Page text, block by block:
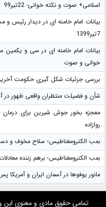
اسلامی+ صوت و نکته خوانی- 22تیر99
بیانات امام خامنه ای در دیدار رئیس
7تیر1399
بیانات امام خامنه ای در سی و یکمین
خوانی و صوت
بررسی جزئیات شکل گیری حکومت
شأن و فضیلت منتظران واقعی ظهور در
معجزه بخور جوش شیرین برای درمان
روازاده
بمب الکترومغناطیس؛ سلاح مخوف و
بمب الکترومغناطیس؛ برهم زننده
مانور یوفوها در آسمان ایران و آمریکا
تمامی حقوق مادی و معنوی این